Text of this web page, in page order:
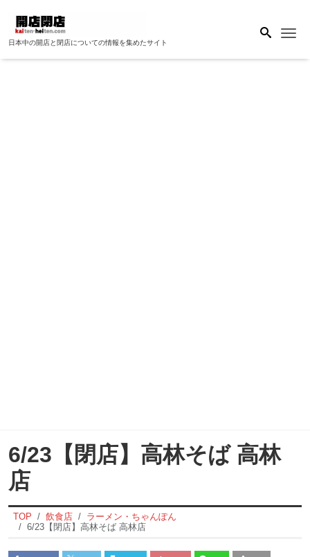
日本中の開店と閉店についての情報を集めたサイト
6/23【閉店】高林そば 高林
店
TOP 飲食店
ラーメン・ちゃんぽん
6/23【閉店】高林そば 高林店